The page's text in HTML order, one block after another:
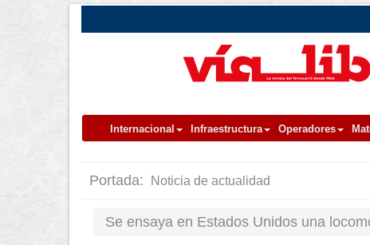
Internacional Infraestructura Operadores
Portada: Noticia de actualidad
Se ensaya en Estados Unidos una